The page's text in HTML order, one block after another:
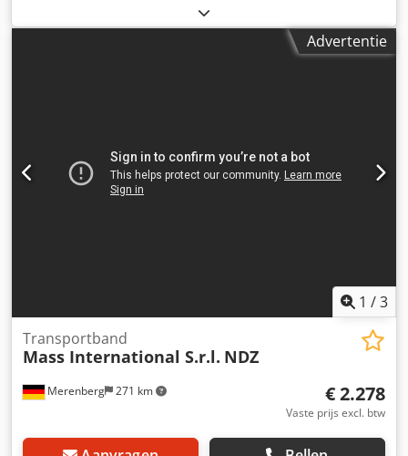
transportband / lopende band Snel leverbaar
Hoektransportband met instelbare hoeken Inclusief
paddelscheider en opvangplaten in het invoergedeelte
Instelbare helling PU band Super Grip Bandsnelheid 3
m/min Verrijdbaar op zwenkbare stopwielen Zij-
opvangplaten in het invoergedeelte Paddelscheider
Advertentie
1 /3
Merenberg 271 km
Transportband
Mass International S.r.l. NDZ
€ 2.278
Vaste prijs excl. btw